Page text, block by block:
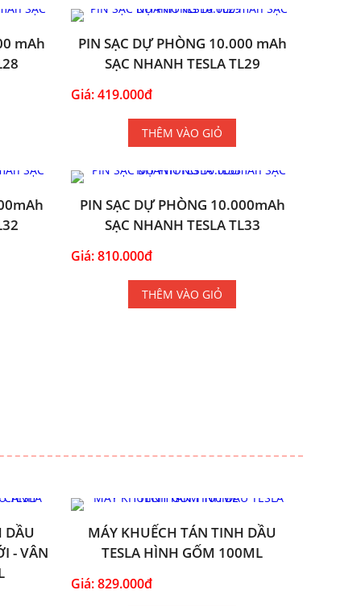
mAh
PIN SẠC DỰ PHÒNG 10.000 mAh
SẠC NHANH TESLA TL29
Giá: 419.000đ
THÊM VÀO GIỎ
PIN SẠC DỰ PHÒNG 10.000mAh
SẠC NHANH TESLA TL33
Giá: 810.000đ
THÊM VÀO GIỎ
DẦU
- VÂN
MÁY KHUẾCH TÁN TINH DẦU
TESLA HÌNH GỐM 100ML
Giá: 829.000đ